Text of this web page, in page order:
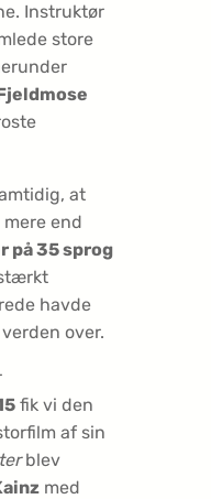
Instruktør
store
at
end
på 35 sprog
havde
over.
fik vi den
af sin
blev
med